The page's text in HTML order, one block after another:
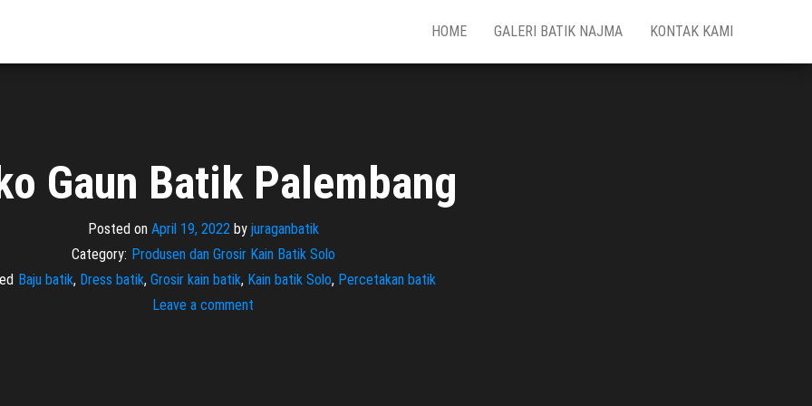
HOME GALERI BATIK NAJMA KONTAK KAMI
Gaun Batik Palembang
Posted on April 19, 2022 by juraganbatik
Category: Produsen dan Grosir Kain Batik Solo
Baju batik, Dress batik, Grosir kain batik, Kain batik Solo, Percetakan batik
Leave a comment